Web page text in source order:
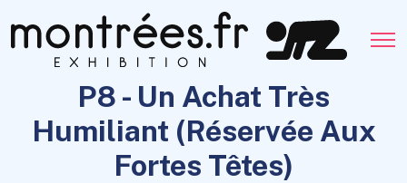
P8 - Un Achat Très
Humiliant (réservée Aux
Fortes Têtes)